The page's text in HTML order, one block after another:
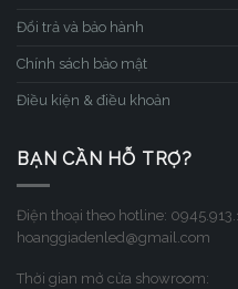
Đổi trả và bảo hành
Chính sách bảo mật
Điều kiện & điều khoản
BẠN CẦN HỖ TRỢ?
Điện thoại theo hotline:
hoanggiadenled@gmail.com
Thời gian mở cửa showroom: